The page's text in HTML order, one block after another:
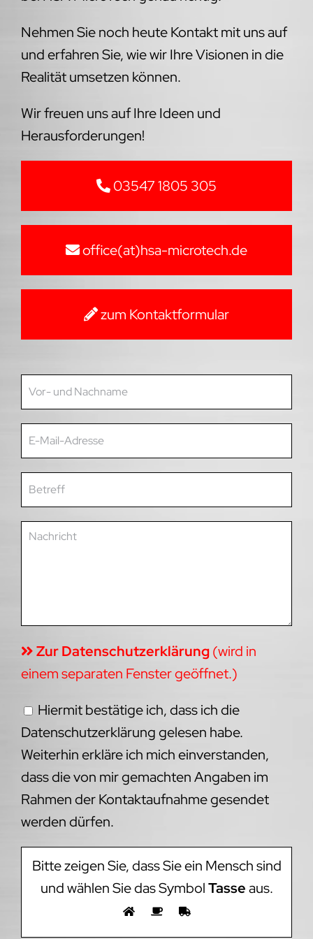
Nehmen Sie noch heute Kontakt mit uns auf
und erfahren Sie, wie wir Ihre Visionen in die
Realität umsetzen können.
Wir freuen uns auf Ihre Ideen und
Herausforderungen!
03547 1805 305
office(at)hsa-microtech.de
zum Kontaktformular
Zur Datenschutzerklärung(wird in
einem separaten Fenster geöffnet.)
Hiermit bestätige ich, dass ich die
Datenschutzerklärung gelesen habe.
Weiterhin erkläre ich mich einverstanden,
dass die von mir gemachten Angaben im
Rahmen der Kontaktaufnahme gesendet
werden dürfen.
Bitte zeigen Sie, dass Sie ein Mensch sind
und wählen Sie das SymbolTasseaus.